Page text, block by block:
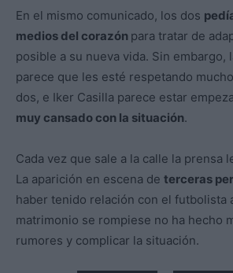
En el mismo comunicado, los dos
medios del corazón para tratar de
posible a su nueva vida. Sin embargo,
parece que les esté respetando
dos, e Iker Casilla parece estar
muy cansado con la situación.
Cada vez que sale a la calle la prensa
La aparición en escena de terceras
haber tenido relación con el futbolista
matrimonio se rompiese no ha hecho
rumores y complicar la situación.